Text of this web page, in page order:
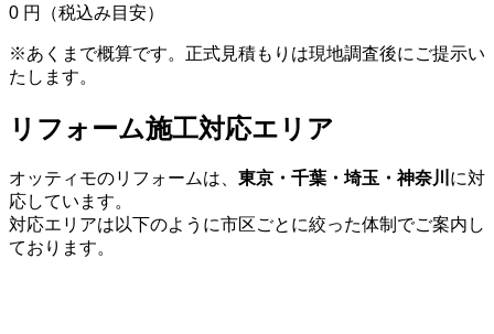
0 円（税込み目安）
※あくまで概算です。正式見積もりは現地調査後にご提示い
たします。
リフォーム施工対応エリア
オッティモのリフォームは、 東京・千葉・埼玉・神奈川 に対
応しています。
対応エリアは以下のように市区ごとに絞った体制でご案内し
ております。